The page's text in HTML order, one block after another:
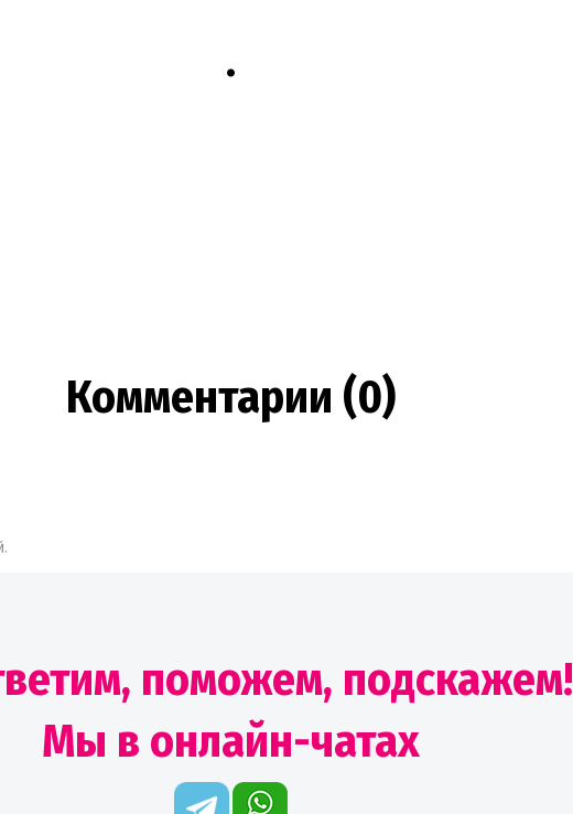
.
Комментарии (0)
поможем, подскажем!
Мы в онлайн-чатах